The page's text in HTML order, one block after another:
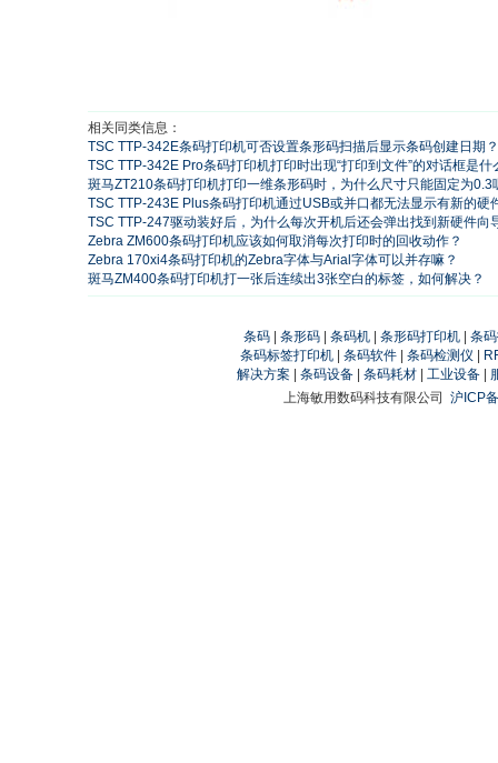
相关同类信息：
TSC TTP-342E条码打印机可否设置条形码扫描后显示条码创建日期？
TSC TTP-342E Pro条码打印机打印时出现“打印到文件”的对话框是什
斑马ZT210条码打印机打印一维条形码时，为什么尺寸只能固定为0.3
TSC TTP-243E Plus条码打印机通过USB或并口都无法显示有新的硬
TSC TTP-247驱动装好后，为什么每次开机后还会弹出找到新硬件向
Zebra ZM600条码打印机应该如何取消每次打印时的回收动作？
Zebra 170xi4条码打印机的Zebra字体与Arial字体可以并存嘛？
斑马ZM400条码打印机打一张后连续出3张空白的标签，如何解决？
条码 条形码 条码机 条形码打印机
条
条码标签打印机| 条码软件| 条码检测仪
解决方案
条码设备 条码耗材 工业设备
上海敏用数码科技有限公司 沪ICP